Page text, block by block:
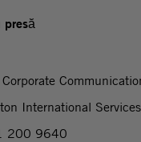
presă
International
200 9640